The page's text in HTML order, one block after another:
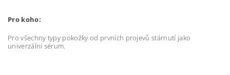
Pro koho:
Pro všechny typy pokožky od prvních projevů stárnutí jako
univerzální sérum.